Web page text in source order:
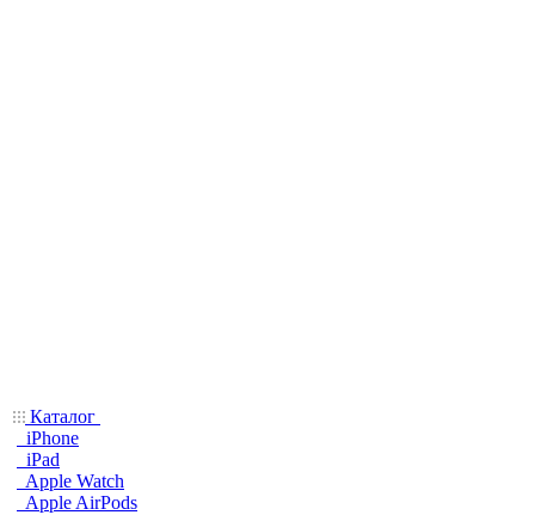
Каталог
iPhone
iPad
Apple Watch
Apple AirPods